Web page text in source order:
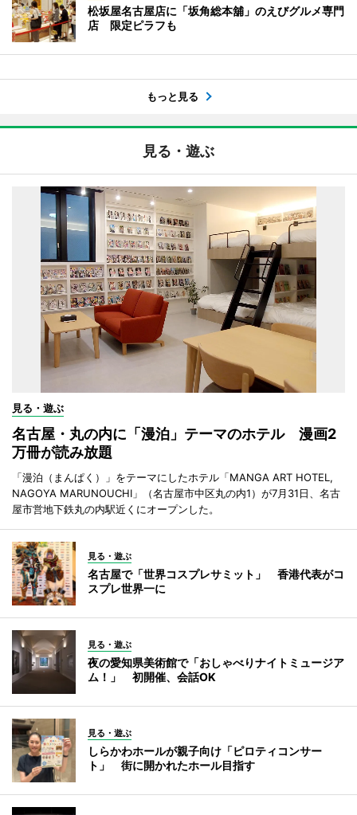
松坂屋名古屋店に「坂角総本舖」のえびグルメ専門
店 限定ピラフも
もっと見る
見る・遊ぶ
見る・遊ぶ
名古屋・丸の内に「漫泊」テーマのホテル 漫画2
万冊が読み放題
「漫泊（まんぱく）」をテーマにしたホテル「MANGA ART HOTEL,
NAGOYA MARUNOUCHI」（名古屋市中区丸の内1）が7月31日、名古
屋市営地下鉄丸の内駅近くにオープンした。
見る・遊ぶ
名古屋で「世界コスプレサミット」 香港代表がコ
スプレ世界一に
見る・遊ぶ
夜の愛知県美術館で「おしゃべりナイトミュージア
ム！」 初開催、会話OK
見る・遊ぶ
しらかわホールが親子向け「ピロティコンサー
ト」 街に開かれたホール目指す